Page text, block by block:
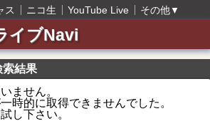
ス ニコ生 YouTube Live その他▼
イブNavi
索結果
ません。
時的に取得できませんでした。
し下さい。